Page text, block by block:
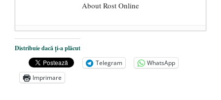
About Rost Online
Dezvăluiri cutremurătoare despre
președintele Ucrainei, Volodymyr
Zelensky
- 13 mai 2026
Statul care servește Națiunea
Distribuie dacă ți-a plăcut
Telegram
WhatsApp
Imprimare